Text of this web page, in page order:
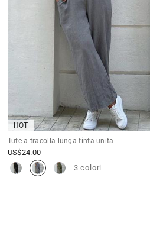
HOT
Tute a tracolla lunga tinta unita
US$24.00
3 colori